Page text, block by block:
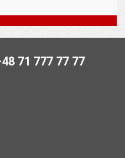
71 777 77 77